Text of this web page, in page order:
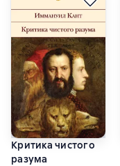
Критика чистого
разума